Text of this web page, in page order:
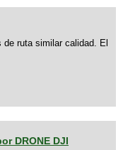
ruta similar calidad. El
DRONE DJI